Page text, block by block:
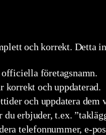
och korrekt. Detta
företagsnamn.
korrekt och uppdaterad.
och uppdatera dem
du erbjuder, t.ex.
telefonnummer, e-